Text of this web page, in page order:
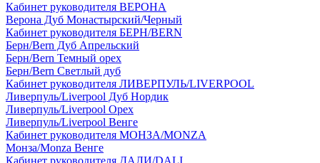
Кабинет руководителя ВЕРОНА
Верона Дуб Монастырский/Черный
Кабинет руководителя БЕРН/BERN
Берн/Bern Дуб Апрельский
Берн/Bern Темный орех
Берн/Bern Светлый дуб
Кабинет руководителя ЛИВЕРПУЛЬ/LIVERPOOL
Ливерпуль/Liverpool Дуб Нордик
Ливерпуль/Liverpool Орех
Ливерпуль/Liverpool Венге
Кабинет руководителя МОНЗА/MONZA
Монза/Monza Венге
Кабинет руководителя ДАЛИ/DALI